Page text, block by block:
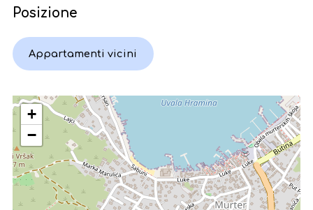
Posizione
Appartamenti vicini
+
−